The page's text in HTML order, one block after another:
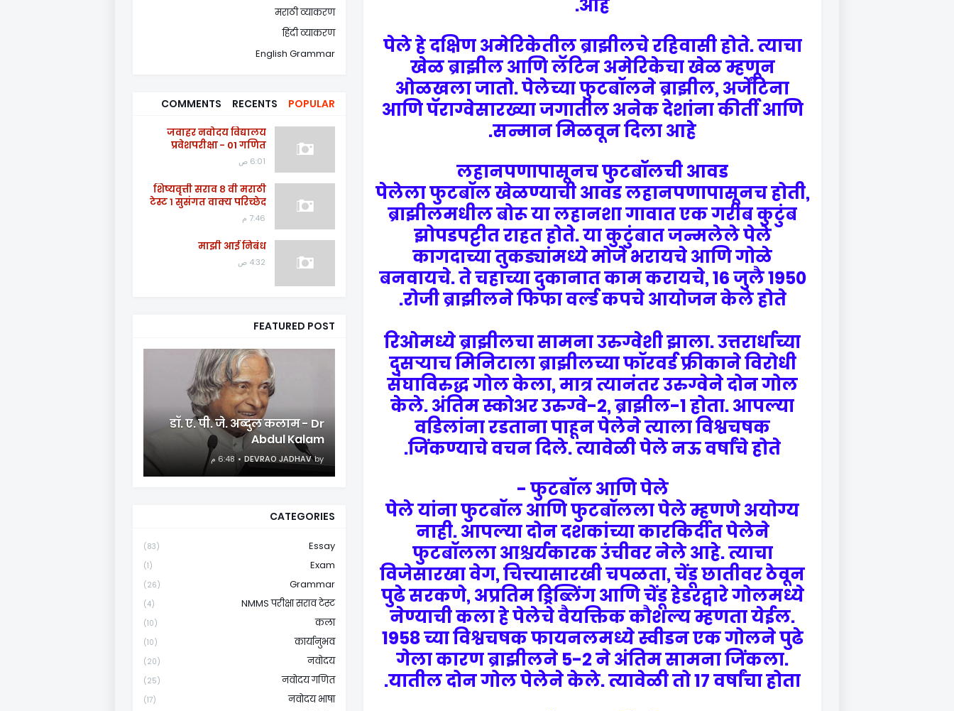
आहे.
पेले हे दक्षिण अमेरिकेतील ब्राझीलचे रहिवासी होते. त्याचा
खेळ ब्राझील आणि लॅटिन अमेरिकेचा खेळ म्हणून
ओळखला जातो. पेलेच्या फुटबॉलने ब्राझील, अर्जेंटिना
आणि पॅराग्वेसारख्या जगातील अनेक देशांना कीर्ती आणि
सन्मान मिळवून दिला आहे.
लहानपणापासूनच फुटबॉलची आवड
पेलेला फुटबॉल खेळण्याची आवड लहानपणापासूनच होती,
ब्राझीलमधील बोरू या लहानशा गावात एक गरीब कुटुंब
झोपडपट्टीत राहत होते. या कुटुंबात जन्मलेले पेले
कागदाच्या तुकड्यांमध्ये मोजे भरायचे आणि गोळे
बनवायचे. ते चहाच्या दुकानात काम करायचे, 16 जुलै 1950
रोजी ब्राझीलने फिफा वर्ल्ड कपचे आयोजन केले होते.
रिओमध्ये ब्राझीलचा सामना उरुग्वेशी झाला. उत्तरार्धाच्या
दुसऱ्याच मिनिटाला ब्राझीलच्या फॉरवर्ड फ्रीकाने विरोधी
संघाविरुद्ध गोल केला, मात्र त्यानंतर उरुग्वेने दोन गोल
केले. अंतिम स्कोअर उरुग्वे-2, ब्राझील-1 होता. आपल्या
वडिलांना रडताना पाहून पेलेने त्याला विश्वचषक
जिंकण्याचे वचन दिले. त्यावेळी पेले नऊ वर्षांचे होते.
फुटबॉल आणि पेले -
पेले यांना फुटबॉल आणि फुटबॉलला पेले म्हणणे अयोग्य
नाही. आपल्या दोन दशकांच्या कारकिर्दीत पेलेने
फुटबॉलला आश्चर्यकारक उंचीवर नेले आहे. त्याचा
विजेसारखा वेग, चित्त्यासारखी चपळता, चेंडू छातीवर ठेवून
पुढे सरकणे, अप्रतिम ड्रिब्लिंग आणि चेंडू हेडरद्वारे गोलमध्ये
नेण्याची कला हे पेलेचे वैयक्तिक कौशल्य म्हणता येईल.
1958 च्या विश्वचषक फायनलमध्ये स्वीडन एक गोलने पुढे
गेला कारण ब्राझीलने 5-2 ने अंतिम सामना जिंकला.
यातील दोन गोल पेलेने केले. त्यावेळी तो 17 वर्षांचा होता.
मराठी व्याकरण
हिंदी व्याकरण
English Grammar
POPULAR
RECENTS
COMMENTS
जवाहर नवोदय विद्यालय
प्रवेशपरीक्षा - 01 गणित
6:01 ص
शिष्यवृत्ती सराव ८ वी मराठी
टेस्ट १ सुसंगत वाक्य परिच्छेद
7:46 م
माझी आई निबंध
4:32 ص
FEATURED POST
डॉ. ए. पी. जे. अब्दुल कलाम - Dr
Abdul Kalam
by
DEVRAO JADHAV 6:48 م
CATEGORIES
Essay
(83)
Exam
(1)
Grammar
(26)
NMMS परीक्षा सराव टेस्ट
(4)
कला
(10)
कार्यानुभव
(10)
नवोदय
(20)
नवोदय गणित
(25)
नवोदय भाषा
(17)